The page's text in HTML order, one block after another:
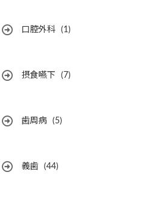
口腔外科 (1)
摂食嚥下 (7)
歯周病 (5)
義歯 (44)